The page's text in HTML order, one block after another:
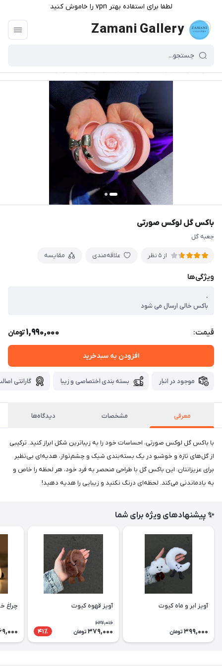
لطفا برای استفاده بهتر vpn را خاموش کنید
Zamani Gallery
باکس گل لوکس صورتی
جعبه گل
از 5 نظر علاقه‌مندی مقایسه
ویژگی‌ها
.
باکس خالی ارسال می شود
قیمت: 1,990,000تومان
افزودن به سبدخرید
موجود در انبار بسته بندی اختصاصی و زیبا گارانتی
معرفی مشخصات دیدگاه‌ها
با باکس گل لوکس صورتی، احساسات خود را به زیباترین شکل ابراز کنید. ترکیبی
از گل‌های تازه و خوشبو در یک بسته‌بندی شیک و چشم‌نواز، هدیه‌ای بی‌نظیر
برای عزیزانتان. این باکس گل با طراحی منحصر به فرد خود، هر لحظه را خاص و
به یادماندنی می‌کند. لحظه‌ای درنگ نکنید و زیبایی را هدیه دهید!
✨ پیشنهادهای ویژه برای شما
آویز ابر و ماه کیوت
399,000 تومان
آویز قهوه کیوت
632,016
379,000 تومان 41٪
چراغ